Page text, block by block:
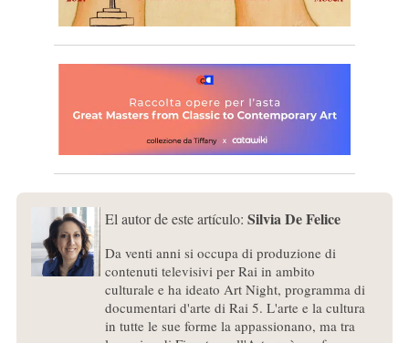
El autor de este artículo: Silvia De Felice
Da venti anni si occupa di produzione di
contenuti televisivi per Rai in ambito
culturale e ha ideato Art Night, programma di
documentari d'arte di Rai 5. L'arte e la cultura
in tutte le sue forme la appassionano, ma tra